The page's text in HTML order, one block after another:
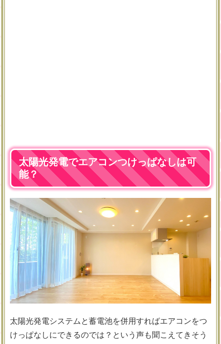
太陽光発電でエアコンつけっぱなしは可
能？
太陽光発電システムと蓄電池を併用すればエアコンをつ
けっぱなしにできるのでは？という声も聞こえてきそう